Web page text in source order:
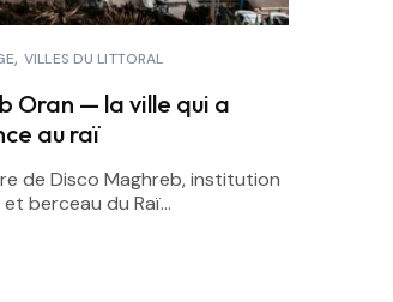
VILLES DU LITTORAL
Oran — la ville qui a
au raï
de Disco Maghreb, institution
berceau du Raï...